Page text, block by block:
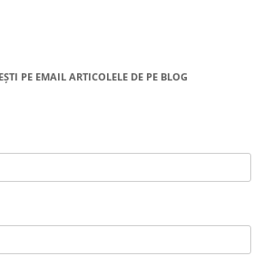
PE EMAIL ARTICOLELE DE PE BLOG